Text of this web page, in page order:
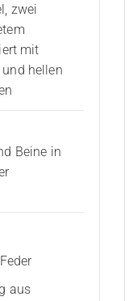
zwei
mit
hellen
Beine in
aus